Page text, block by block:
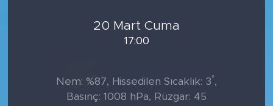
20 Mart Cuma
17:00
Nem: %87, Hissedilen Sıcaklık: 3°,
Basınç: 1008 hPa, Rüzgar: 45